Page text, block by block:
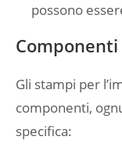
possono
Gli stampi per
componenti,
specifica: